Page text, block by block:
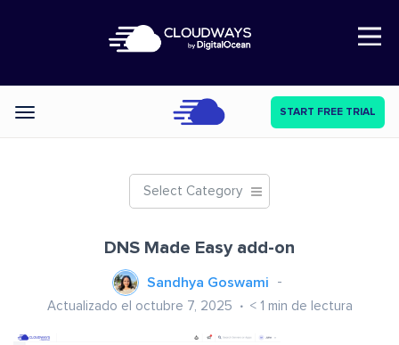
Open Nav
Categories START FREE TRIAL
Select Category
DNS Made Easy add-on
Sandhya Goswami
Actualizado el octubre 7, 2025 < 1 min de lectura